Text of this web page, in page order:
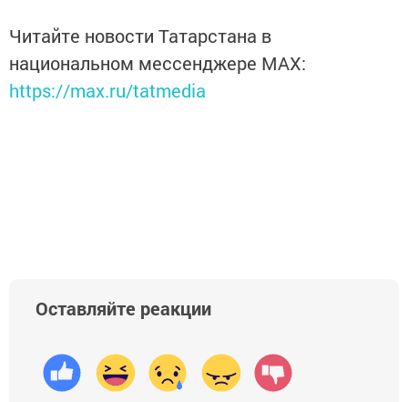
Читайте новости Татарстана в
национальном мессенджере MАХ:
https://max.ru/tatmedia
Оставляйте реакции